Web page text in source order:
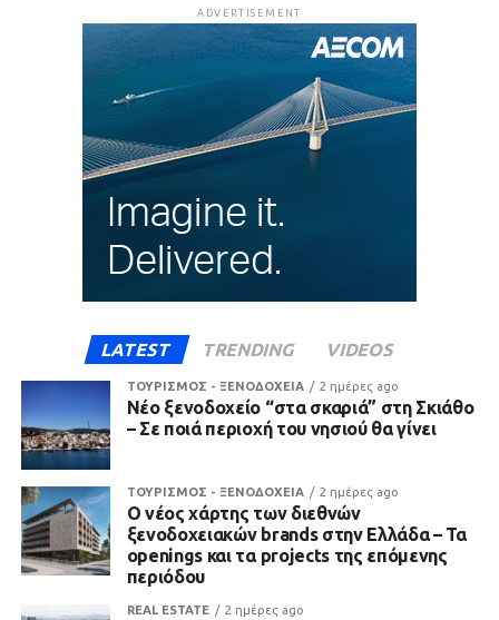
ADVERTISEMENT
LATEST TRENDING VIDEOS
ΤΟΥΡΙΣΜΟΣ - ΞΕΝΟΔΟΧΕΙΑ 2 ημέρες ago
Νέο ξενοδοχείο “στα σκαριά” στη Σκιάθο
– Σε ποιά περιοχή του νησιού θα γίνει
ΤΟΥΡΙΣΜΟΣ - ΞΕΝΟΔΟΧΕΙΑ 2 ημέρες ago
Ο νέος χάρτης των διεθνών
ξενοδοχειακών brands στην Ελλάδα – Τα
openings και τα projects της επόμενης
περιόδου
REAL ESTATE 2 ημέρες ago